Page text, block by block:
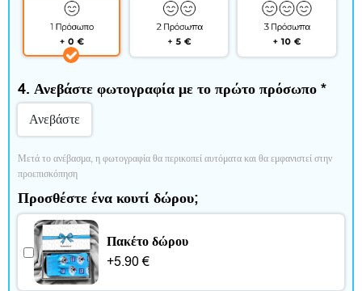
α
ι
ε
λ
ε
ύ
θ
ε
ρ
4. Ανεβάστε φωτογραφία με το πρώτο πρόσωπο *
Ανεβάστε
Μετά το ανέβασμα, η φωτογραφία θα περικοπεί αυτόματα και θα εμφανιστεί στην
προεπισκόπηση
Προσθέστε ένα κουτί δώρου;
Πακέτο δώρου
+5.90€